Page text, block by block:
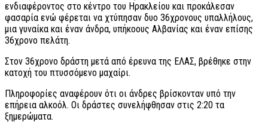
ενδιαφέροντος στο κέντρο του Ηρακλείου και προκάλεσαν
φασαρία ενώ φέρεται να χτύπησαν δυο 36χρονους υπαλλήλους,
μια γυναίκα και έναν άνδρα, υπήκοους Αλβανίας και έναν επίσης
36χρονο πελάτη.
Στον 36χρονο δράστη μετά από έρευνα της ΕΛΑΣ, βρέθηκε στην
κατοχή του πτυσσόμενο μαχαίρι.
Πληροφορίες αναφέρουν ότι οι άνδρες βρίσκονταν υπό την
επήρεια αλκοόλ. Οι δράστες συνελήφθησαν στις 2:20 τα
ξημερώματα.